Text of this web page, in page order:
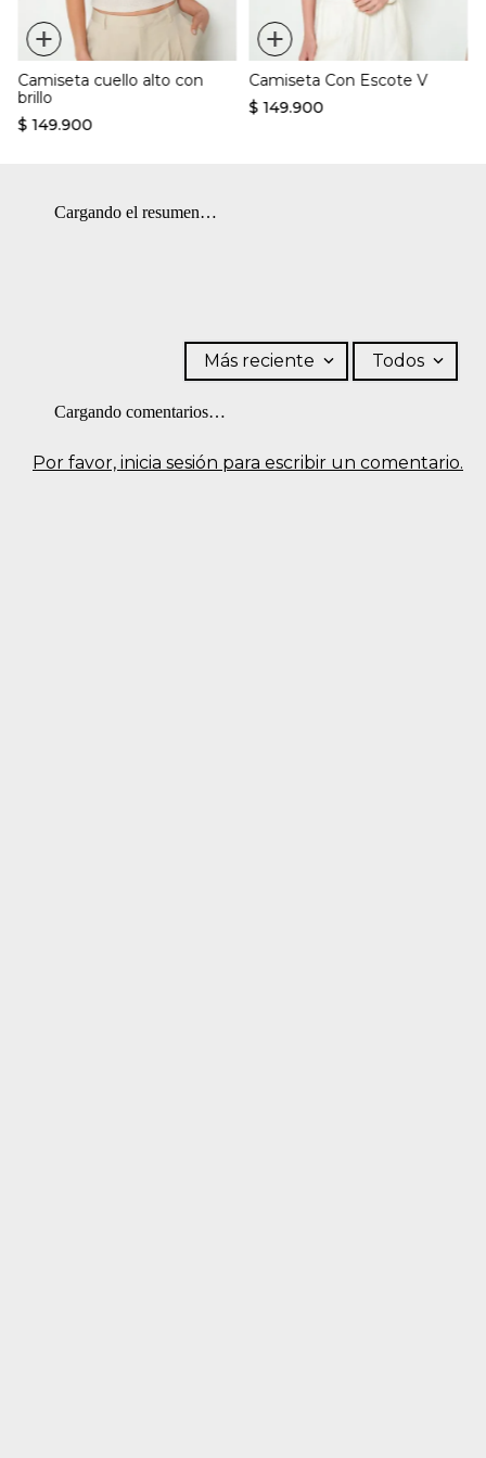
+
Camiseta cuello alto con
brillo
$ 149.900
+
Camiseta Con Escote V
$ 149.900
Cargando el resumen…
Por favor, inicia sesión para escribir un comentario.
Más reciente Todos
Cargando comentarios…